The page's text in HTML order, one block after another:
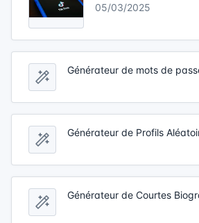
05/03/2025
Générateur de mots de
Générateur de Profils
Générateur de Courtes